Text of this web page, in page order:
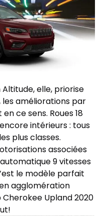
elle, priorise
améliorations par
ce sens. Roues 18
intérieurs : tous
plus classes.
associées
9 vitesses
le modèle parfait
agglomération
Upland 2020